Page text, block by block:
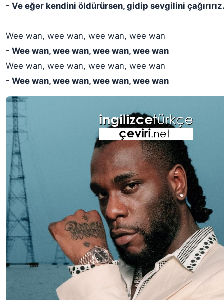
- Ve eğer kendini öldürürsen, gidip sevgilini
Wee wan, wee wan, wee wan, wee wan
- Wee wan, wee wan, wee wan, wee wan
Wee wan, wee wan, wee wan, wee wan
- Wee wan, wee wan, wee wan, wee wan